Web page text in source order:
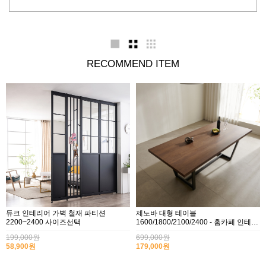
멀바우
데코빈 행거
RECOMMEND ITEM
듀크 인테리어 가벽 철재 파티션
2200~2400 사이즈선택
199,000원
58,900원
제노바 대형 테이블
1600/1800/2100/2400 - 홈카페 인테리
699,000원
179,000원